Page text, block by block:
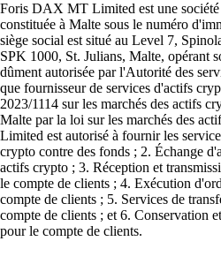
Foris DAX MT Limited est une société
constituée à Malte sous le numéro
siège social est situé au Level 7,
SPK 1000, St. Julians, Malte, opérant
dûment autorisée par l'Autorité des
que fournisseur de services d'actifs
2023/1114 sur les marchés des actifs
Malte par la loi sur les marchés des
Limited est autorisé à fournir les
crypto contre des fonds ; 2. Échange
actifs crypto ; 3. Réception et
le compte de clients ; 4. Exécution
compte de clients ; 5. Services de
compte de clients ; et 6. Conservation
pour le compte de clients.